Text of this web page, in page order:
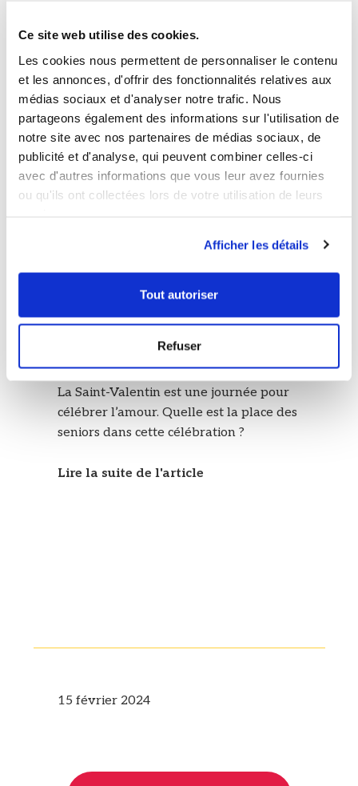
Ce site web utilise des cookies.
Les cookies nous permettent de personnaliser le contenu
et les annonces, d'offrir des fonctionnalités relatives aux
médias sociaux et d'analyser notre trafic. Nous
partageons également des informations sur l'utilisation de
notre site avec nos partenaires de médias sociaux, de
publicité et d'analyse, qui peuvent combiner celles-ci
avec d'autres informations que vous leur avez fournies
ou qu'ils ont collectées lors de votre utilisation de leurs
Afficher les détails
Tout autoriser
Refuser
Coralie PRAT
26 février 2024
BLOG
La Saint-Valentin et les seniors
La Saint-Valentin est une journée pour
célébrer l’amour. Quelle est la place des
seniors dans cette célébration ?
Lire la suite de l'article
15 février 2024